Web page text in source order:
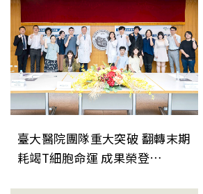
臺大醫院團隊重大突破 翻轉末期
耗竭T細胞命運 成果榮登